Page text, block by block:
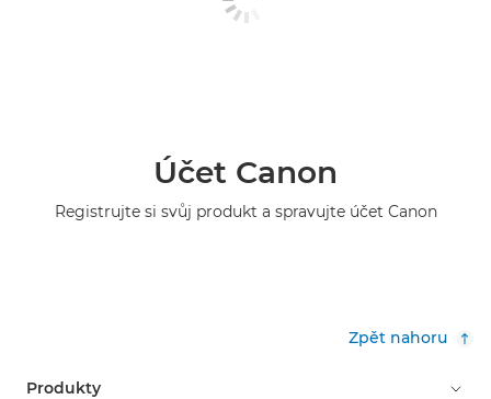
Účet Canon
Registrujte si svůj produkt a spravujte účet Canon
Zpět nahoru
Produkty